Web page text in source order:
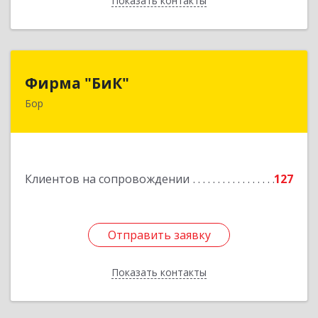
Фирма "БиК"
Бор
Клиентов на сопровождении 127
Отправить заявку
Показать контакты
606440, Нижегородская обл, Бор г, Советская
Отправить заявку
Назад